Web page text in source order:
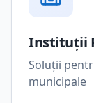
Instituții
Soluții
municipale